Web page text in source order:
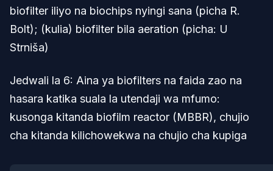
biofilter iliyo na biochips nyingi sana (picha R.
Bolt); (kulia) biofilter bila aeration (picha: U
Strniša)
Jedwali la 6: Aina ya biofilters na faida zao na
hasara katika suala la utendaji wa mfumo:
kusonga kitanda biofilm reactor (MBBR), chujio
cha kitanda kilichowekwa na chujio cha kupiga